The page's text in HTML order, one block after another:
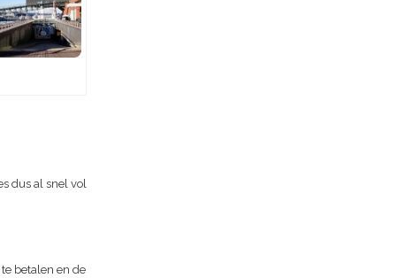
dus al snel vol
betalen en de